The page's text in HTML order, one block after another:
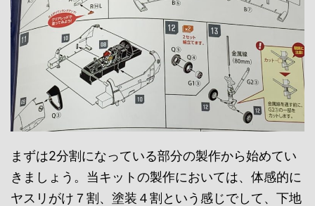
まずは2分割になっている部分の製作から始めてい
きましょう。当キットの製作においては、体感的に
ヤスリがけ７割、塗装４割という感じでして、下地